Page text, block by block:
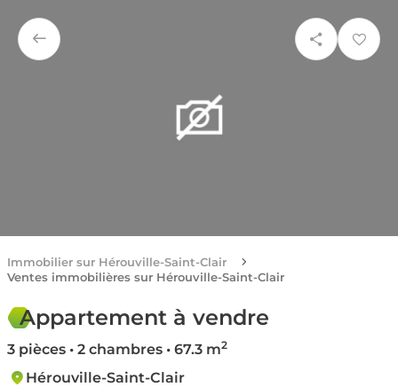
Immobilier sur Hérouville-Saint-Clair
Ventes immobilières sur Hérouville-Saint-Clair
Appartement à vendre
3 pièces • 2 chambres • 67.3 m2
Hérouville-Saint-Clair